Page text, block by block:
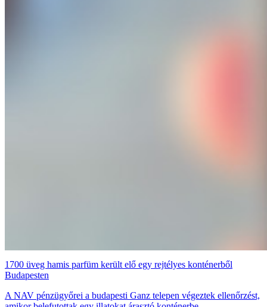
1700 üveg hamis parfüm került elő egy rejtélyes konténerből
Budapesten
A NAV pénzügyőrei a budapesti Ganz telepen végeztek ellenőrzést,